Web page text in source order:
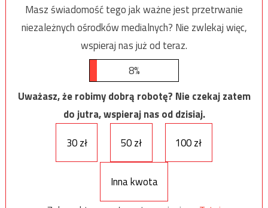
Masz świadomość tego jak ważne jest przetrwanie
niezależnych ośrodków medialnych? Nie zwlekaj więc,
wspieraj nas już od teraz.
8%
Uważasz, że robimy dobrą robotę? Nie czekaj zatem
do jutra, wspieraj nas od dzisiaj.
30 zł
50 zł 100 zł
Inna kwota